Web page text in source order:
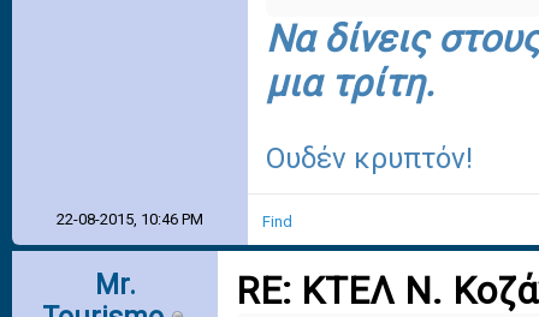
Να δίνεις
μια τρίτη.
Ουδέν κρυπτόν!
22-08-2015, 10:46 PM Find
Mr.
RE: ΚΤΕΛ Ν.